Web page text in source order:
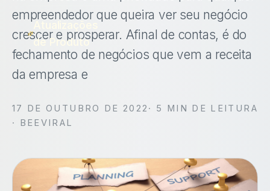
de Produto
empreendedor que queira ver seu negócio
crescer e prosperar. Afinal de contas, é do
fechamento de negócios que vem a receita
da empresa e
17 DE OUTUBRO DE 2022 · 5
MIN DE LEITURA
· BEEVIRAL